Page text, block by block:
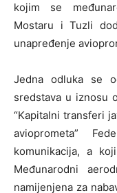
kojim se
Mostaru i Tuzli
unapređenje
Jedna odluka se
sredstava u iznosu
“Kapitalni transferi
avioprometa”
komunikacija, a
Međunarodni
namijenjena za